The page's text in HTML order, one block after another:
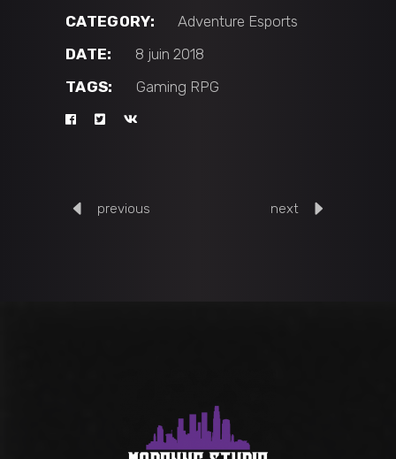
CATEGORY: Adventure Esports
DATE:
8 juin 2018
TAGS:
Gaming RPG
previous next